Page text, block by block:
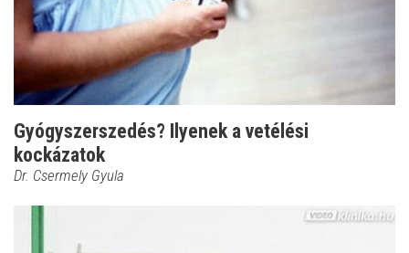
Gyógyszerszedés? Ilyenek a vetélési
kockázatok
Dr. Csermely Gyula